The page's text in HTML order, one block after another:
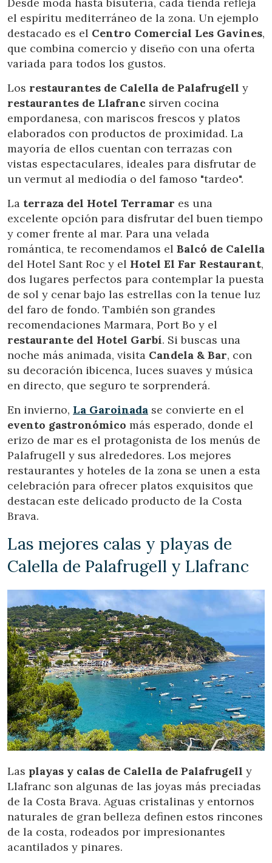
el espíritu mediterráneo de la zona. Un ejemplo
destacado es el Centro Comercial Les Gavines,
que combina comercio y diseño con una oferta
variada para todos los gustos.
Los restaurantes de Calella de Palafrugell y
restaurantes de Llafranc sirven cocina
empordanesa, con mariscos frescos y platos
elaborados con productos de proximidad. La
mayoría de ellos cuentan con terrazas con
vistas espectaculares, ideales para disfrutar de
un vermut al mediodía o del famoso "tardeo".
La terraza del Hotel Terramar es una
excelente opción para disfrutar del buen tiempo
y comer frente al mar. Para una velada
romántica, te recomendamos el Balcó de Calella
del Hotel Sant Roc y el Hotel El Far Restaurant,
dos lugares perfectos para contemplar la puesta
de sol y cenar bajo las estrellas con la tenue luz
del faro de fondo. También son grandes
recomendaciones Marmara, Port Bo y el
restaurante del Hotel Garbí. Si buscas una
noche más animada, visita Candela & Bar, con
su decoración ibicenca, luces suaves y música
en directo, que seguro te sorprenderá.
En invierno, La Garoinada se convierte en el
evento gastronómico más esperado, donde el
erizo de mar es el protagonista de los menús de
Palafrugell y sus alrededores. Los mejores
restaurantes y hoteles de la zona se unen a esta
celebración para ofrecer platos exquisitos que
destacan este delicado producto de la Costa
Brava.
Las mejores calas y playas de
Calella de Palafrugell y Llafranc
Las playas y calas de Calella de Palafrugell y
Llafranc son algunas de las joyas más preciadas
de la Costa Brava. Aguas cristalinas y entornos
naturales de gran belleza definen estos rincones
de la costa, rodeados por impresionantes
acantilados y pinares.